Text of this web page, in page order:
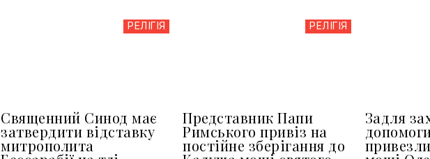
РЕЛІГІЯ
Священний Синод має
затвердити відставку
митрополита
РЕЛІГІЯ
Представник Папи
Римського привіз на
постійне зберігання до
Задля